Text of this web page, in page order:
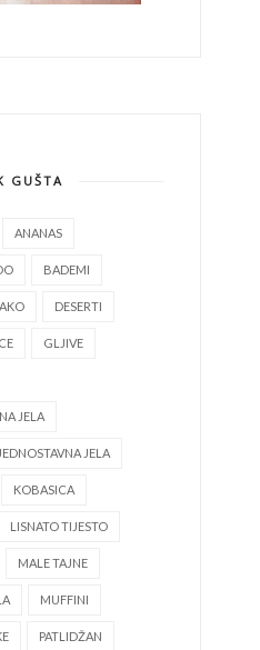
GUŠTA
ANANAS
BADEMI
DESERTI
GLJIVE
JELA
JEDNOSTAVNA JELA
KOBASICA
LISNATO TIJESTO
MALE TAJNE
MUFFINI
PATLIDŽAN